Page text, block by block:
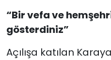
“Bir vefa ve
gösterdiniz”
Açılışa katılan